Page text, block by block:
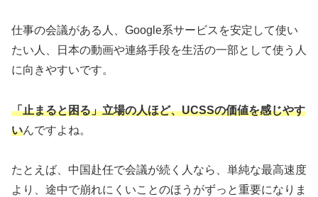
仕事の会議がある人、Google系サービスを安定して使い
たい人、日本の動画や連絡手段を生活の一部として使う人
に向きやすいです。
「止まると困る」立場の人ほど、UCSSの価値を感じやす
いんですよね。
たとえば、中国赴任で会議が続く人なら、単純な最高速度
より、途中で崩れにくいことのほうがずっと重要になりま